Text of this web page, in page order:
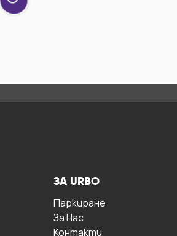
ЗА URBO
Паркиране
За Hас
Контакти